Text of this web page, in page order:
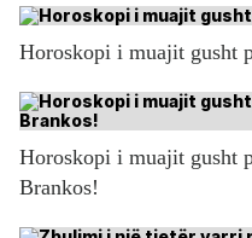
Horoskopi i muajit gusht
Horoskopi i muajit gusht
Brankos!